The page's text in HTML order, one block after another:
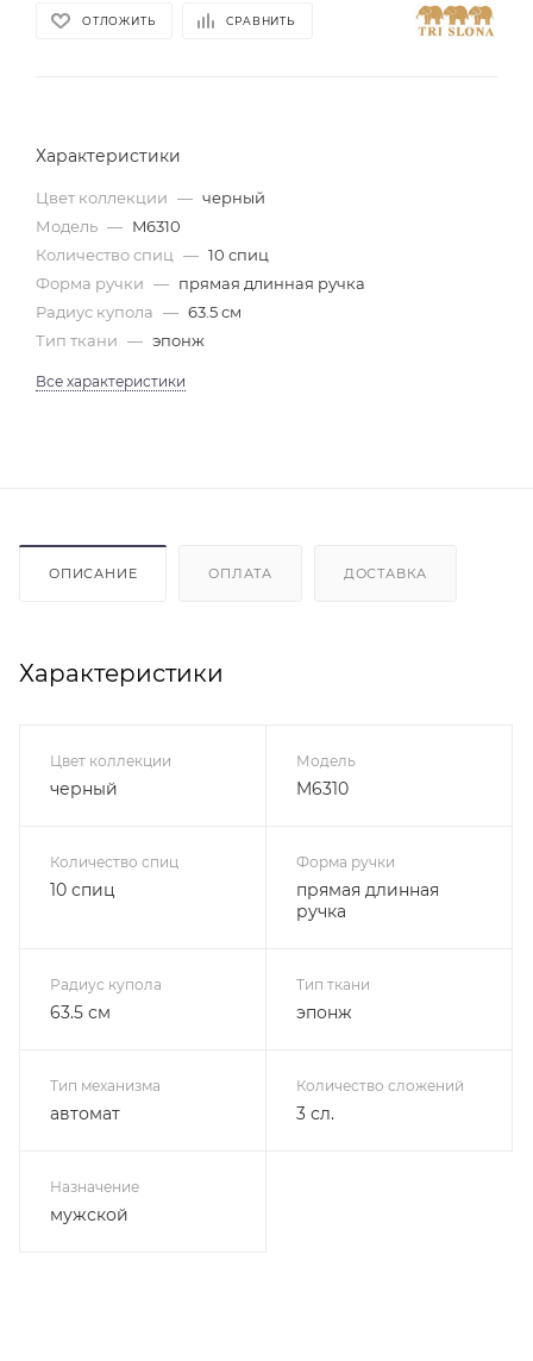
ОТЛОЖИТЬ СРАВНИТЬ
Характеристики
Цвет коллекции — черный
Модель — M6310
Количество спиц — 10 спиц
Форма ручки — прямая длинная ручка
Радиус купола — 63.5 см
Тип ткани — эпонж
Все характеристики
ОПИСАНИЕ ОПЛАТА ДОСТАВКА
Характеристики
Цвет коллекции
черный
Модель
M6310
Количество спиц
10 спиц
Форма ручки
прямая длинная
ручка
Радиус купола
63.5 см
Тип ткани
эпонж
Тип механизма
автомат
Количество сложений
3 сл.
Назначение
мужской